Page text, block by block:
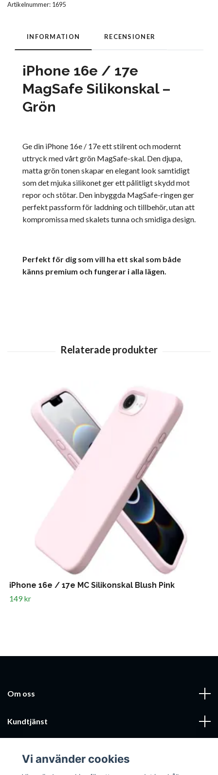
Artikelnummer: 1695
INFORMATION RECENSIONER
iPhone 16e / 17e
MagSafe Silikonskal –
Grön
Ge din iPhone 16e / 17e ett stilrent och modernt
uttryck med vårt grön MagSafe-skal. Den djupa,
matta grön tonen skapar en elegant look samtidigt
som det mjuka silikonet ger ett pålitligt skydd mot
repor och stötar. Den inbyggda MagSafe-ringen ger
perfekt passform för laddning och tillbehör, utan att
kompromissa med skalets tunna och smidiga design.
Perfekt för dig som vill ha ett skal som både
känns premium och fungerar i alla lägen.
iPhone 16e / 17e MC Silikonskal Blush Pink
149 kr
Om oss
Kundtjänst
Vi använder cookies